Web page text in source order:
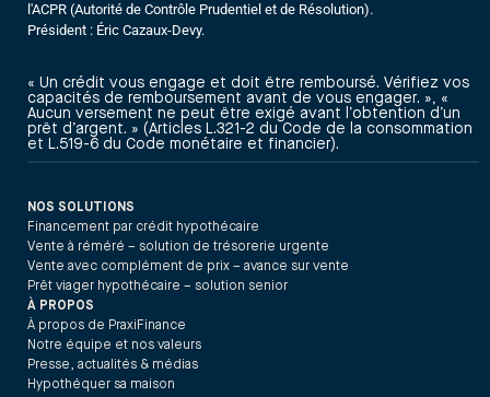
l'ACPR (Autorité de Contrôle Prudentiel et de Résolution).
Président : Éric Cazaux-Devy.
« Un crédit vous engage et doit être remboursé. Vérifiez vos
capacités de remboursement avant de vous engager. », «
Aucun versement ne peut être exigé avant l’obtention d’un
prêt d’argent. » (Articles L.321-2 du Code de la consommation
et L.519-6 du Code monétaire et financier).
NOS SOLUTIONS
Financement par crédit hypothécaire
Vente à réméré – solution de trésorerie urgente
Vente avec complément de prix – avance sur vente
Prêt viager hypothécaire – solution senior
À PROPOS
À propos de PraxiFinance
Notre équipe et nos valeurs
Presse, actualités & médias
Hypothéquer sa maison